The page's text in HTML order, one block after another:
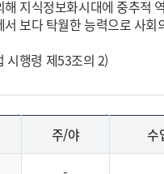
지식정보화시대에 중추적
보다 탁월한 능력으로 사
시행령 제53조의 2)
주/야
수